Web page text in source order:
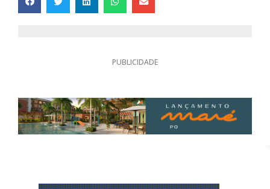
PUBLICIDADE